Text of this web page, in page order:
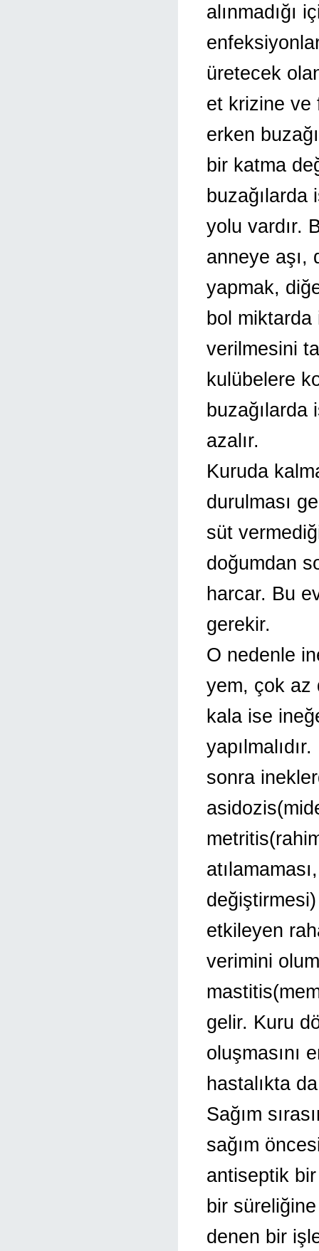
alınmadığı
üretecek
et krizine ve
erken
bir katma
buzağılarda
yolu vardır.
anneye aşı,
yapmak,
bol miktarda
verilmesini
kulübelere
buzağılarda
azalır.
Kuruda
durulması
süt
doğumdan
harcar. Bu
gerekir.
O nedenle
yem, çok az
kala ise
sonra
etkileyen
verimini
gelir. Kuru
oluşmasını
hastalıkta
Sağım
sağım
antiseptik bir
bir
denen bir